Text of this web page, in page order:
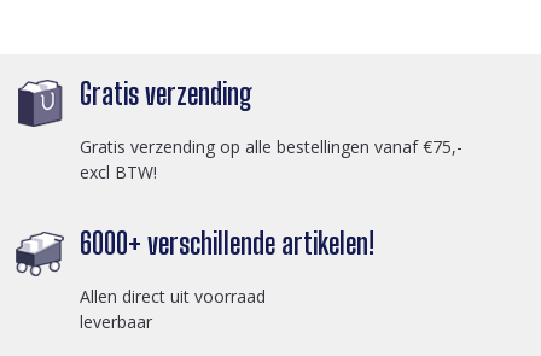
Gratis verzending
Gratis verzending op alle bestellingen vanaf €75,-
excl BTW!
6000+ verschillende artikelen!
Allen direct uit voorraad
leverbaar